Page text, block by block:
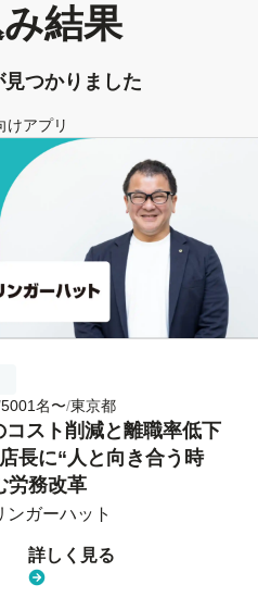
結果
つかりました
けアプリ
5001名〜 東京都
コスト削減と離職率低下
長に“人と向き合う時
労務改革
ンガーハット
詳しく見る